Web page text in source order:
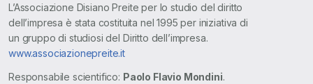
L’Associazione Disiano Preite per lo studio del diritto
dell’impresa è stata costituita nel 1995 per iniziativa di
un gruppo di studiosi del Diritto dell’impresa.
www.associazionepreite.it
Responsabile scientifico: Paolo Flavio Mondini.